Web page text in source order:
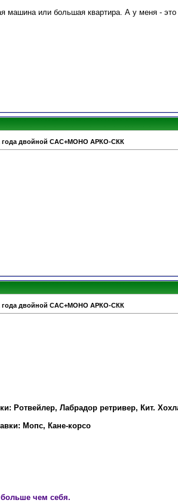
машина или большая квартира. А у меня -
года двойной САС+МОНО АРКО-СКК
года двойной САС+МОНО АРКО-СКК
Ротвейлер, Лабрадор ретривер, Кит.
Мопс, Кане-корсо
больше чем себя.